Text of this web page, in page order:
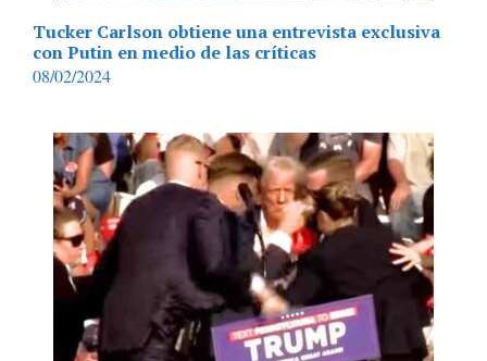
Tucker Carlson obtiene una entrevista exclusiva
con Putin en medio de las críticas
08/02/2024